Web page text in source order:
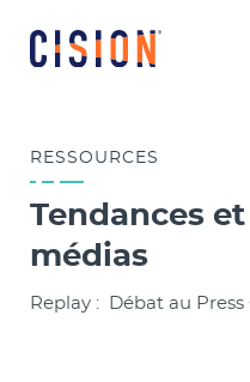
RESSOURCES
Tendances
médias
Replay : Débat au